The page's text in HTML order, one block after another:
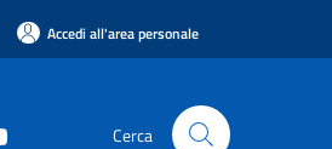
Accedi all'area personale
Cerca